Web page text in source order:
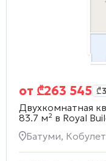
от ₾263 545 ₾
Двухкомнатная
83.7 м² в Royal
Батуми,